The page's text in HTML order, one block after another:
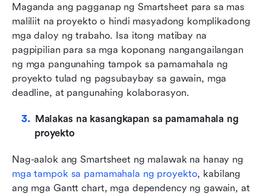
Maganda ang pagganap ng Smartsheet para sa mas
maliliit na proyekto o hindi masyadong komplikadong
mga daloy ng trabaho. Isa itong matibay na
pagpipilian para sa mga koponang nangangailangan
ng mga pangunahing tampok sa pamamahala ng
proyekto tulad ng pagsubaybay sa gawain, mga
deadline, at pangunahing kolaborasyon.
Malakas na kasangkapan sa pamamahala ng
proyekto
mga tampok sa pamamahala ng proyekto, kabilang
ang mga Gantt chart, mga dependency ng gawain, at